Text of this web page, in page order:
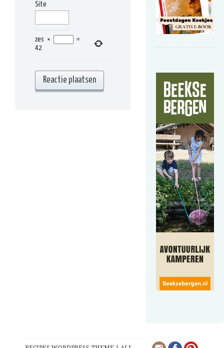
Site
zes ×
=
42